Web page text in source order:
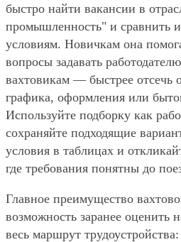
быстро найти вакансии в
промышленность" и сравнить
условиям. Новичкам она
вопросы задавать
вахтовикам — быстрее отсечь
графика, оформления или
Используйте подборку как
сохраняйте подходящие
условия в таблицах и
где требования понятны до
Главное преимущество
возможность заранее оценить
весь маршрут